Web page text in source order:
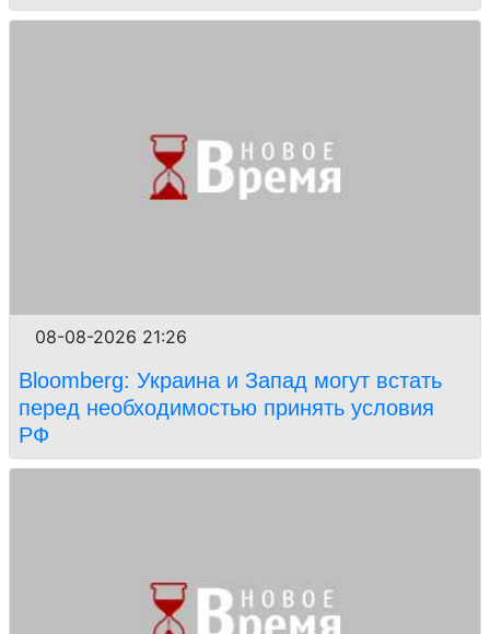
08-08-2026 21:26
Bloomberg: Украина и Запад могут встать
перед необходимостью принять условия
РФ